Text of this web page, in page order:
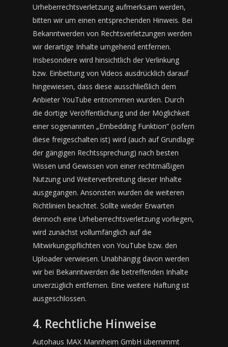
Urheberrechtsverletzung aufmerksam werden,
bitten wir um einen entsprechenden Hinweis. Bei
Bekanntwerden von Rechtsverletzungen werden
wir derartige Inhalte umgehend entfernen.
Insbesondere wird hinsichtlich der Verlinkung
bzw. Einbettung von Videos ausdrücklich darauf
hingewiesen, dass diese ausschließlich dem
Anbieter YouTube entnommen wurden. Durch
die dortige Veröffentlichung und der Möglichkeit
einer sogenannten „Embedding Funktion“ (sofern
diese freigeschalten ist) wird (auch auf Grundlage
der gängigen Rechtssprechung) nach besten
Wissen und Gewissen von einer rechtmäßigen
Nutzung und Weiterverbreitung dieser Inhalte
ausgegangen. Ansonsten wurden die weiteren
Richtlinien beachtet. Sollte wieder Erwarten
dennoch eine Urheberrechtsverletzung vorliegen,
wird zunächst vollumfänglich auf die
Mitwirkungspflichten von YouTube bzw. den
Uploader verwiesen. Unabhängig davon werden
wir bei Bekanntwerden die betreffenden Inhalte
unverzüglich entfernen. Eine weitere Haftung ist
ausgeschlossen.
4. Rechtliche Hinweise
Autohaus MAX Mannheim GmbH übernimmt